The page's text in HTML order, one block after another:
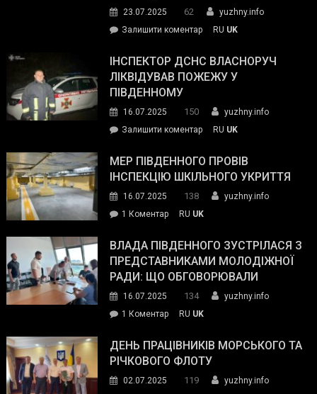
гуманітарну
допомогу
23.07.2025 62
yuzhny.info
Залишити коментарon
провів
нараду
силових
та
органів:
«Наш
спільний
окупанти.
Маємо
діяти
команда
RU UK
ІНСПЕКТОР ДСНС ВЛАСНОРУЧ
ЛІКВІДУВАВ ПОЖЕЖУ У
ПІВДЕННОМУ
16.07.2025 150
yuzhny.info
Залишити коментарon
ДСНС
власноруч
пожежу
у
RU UK
МЕР ПІВДЕННОГО ПРОВІВ
ІНСПЕКЦІЮ ШКІЛЬНОГО УКРИТТЯ
16.07.2025 138
yuzhny.info
1 Коментардо
Південного
провів
інспекцію
укриття
RU UK
ВЛАДА ПІВДЕННОГО ЗУСТРІЛАСЯ З
ПРЕДСТАВНИКАМИ МОЛОДІЖНОЇ
РАДИ: ЩО ОБГОВОРЮВАЛИ
16.07.2025 134
yuzhny.info
1 Коментардо
Південного
зустрілася
представниками
RU UK
ДЕНЬ ПРАЦІВНИКІВ МОРСЬКОГО ТА
РІЧКОВОГО ФЛОТУ
02.07.2025 119
yuzhny.info